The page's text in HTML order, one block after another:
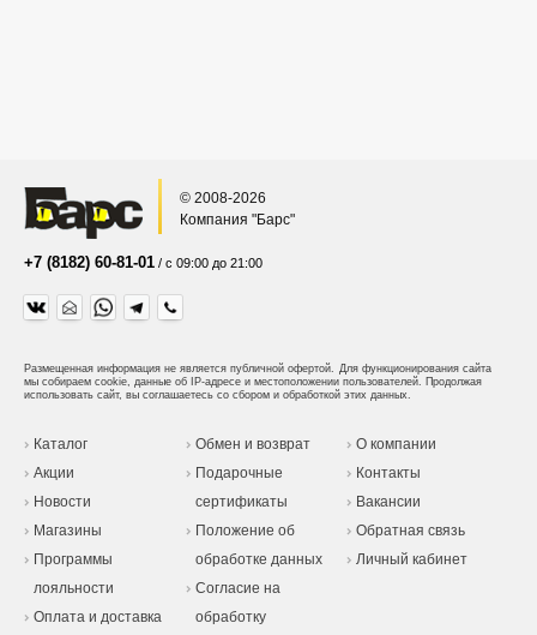
© 2008-2026
Компания "Барс"
+7 (8182) 60-81-01 / с 09:00 до 21:00
Размещенная информация не является публичной офертой. Для функционирования сайта
мы собираем cookie, данные об IP-адресе и местоположении пользователей. Продолжая
использовать сайт, вы соглашаетесь со сбором и обработкой этих данных.
Каталог
Акции
Новости
Магазины
Программы
лояльности
Оплата и доставка
Обмен и возврат
Подарочные
сертификаты
Положение об
обработке данных
Согласие на
обработку
О компании
Контакты
Вакансии
Обратная связь
Личный кабинет